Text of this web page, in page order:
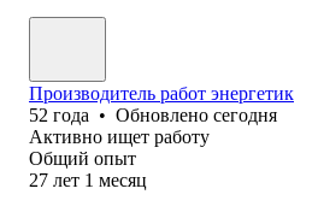
Производитель работ энергетик
52 года • Обновлено сегодня
Активно ищет работу
Общий опыт
27 лет 1 месяц